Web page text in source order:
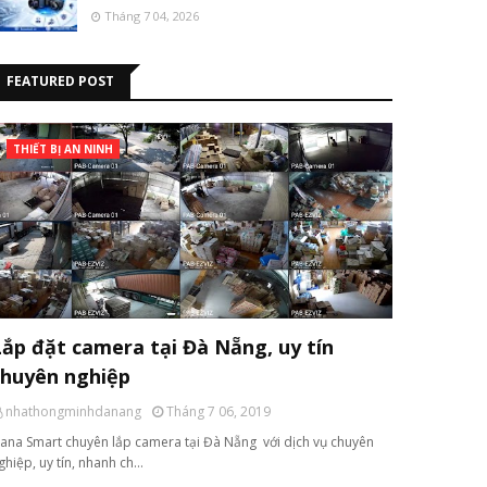
Tháng 7 04, 2026
FEATURED POST
THIẾT BỊ AN NINH
đặt camera tại Đà Nẵng, uy tín
nghiệp
nhathongminhdanang
Tháng 7 06, 2019
Smart chuyên lắp camera tại Đà Nẵng với dịch vụ chuyên
uy tín, nhanh ch…